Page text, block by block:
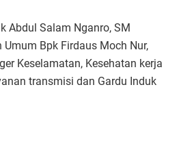
Abdul Salam Nganro, SM
Bpk Firdaus Moch Nur,
Keselamatan, Kesehatan kerja
transmisi dan Gardu Induk